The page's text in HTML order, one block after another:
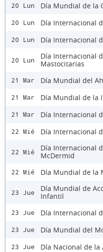
20 Lun Día Mundial de la
20 Lun Día Internacional
20 Lun Día Internacional
20 Lun
Día Internacional
Mastocitarias
21 Mar Día Mundial del
21 Mar Día Mundial de la
21 Mar Día Internacional
22 Mié Día Internacional
22 Mié
Día Internacional
McDermid
22 Mié Día Mundial de la
23 Jue
Día Mundial de
Infantil
23 Jue Día Internacional
23 Jue Día Mundial del
23 Jue Día Nacional de la